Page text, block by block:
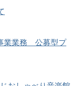
業業務 公募型プ